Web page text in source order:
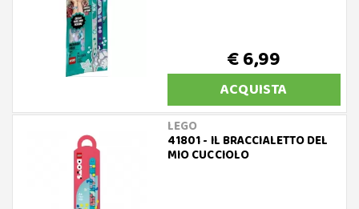
€ 6,99
ACQUISTA
LEGO
41801 - IL BRACCIALETTO DEL
MIO CUCCIOLO